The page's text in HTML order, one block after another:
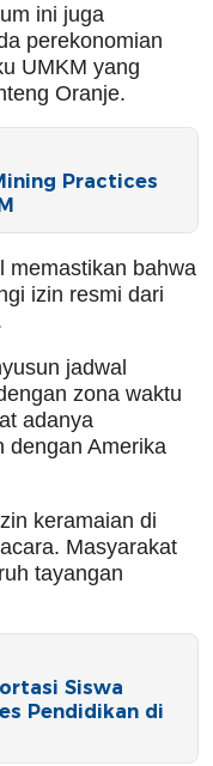
ini juga
perekonomian
UMKM yang
Oranje.
Practices
memastikan bahwa
izin resmi dari
jadwal
zona waktu
adanya
dengan Amerika
keramaian di
Masyarakat
tayangan
Siswa
Pendidikan di